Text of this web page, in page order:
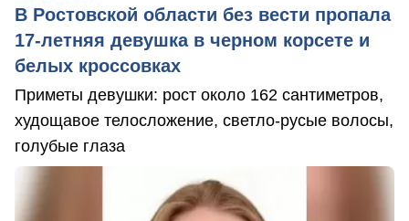
В Ростовской области без вести пропала
17-летняя девушка в черном корсете и
белых кроссовках
Приметы девушки: рост около 162 сантиметров,
худощавое телосложение, светло-русые волосы,
голубые глаза